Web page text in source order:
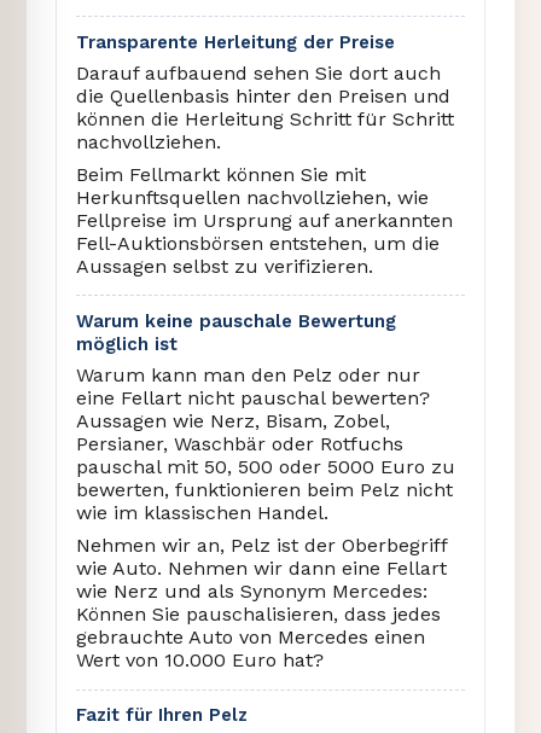
Transparente Herleitung der Preise
Darauf aufbauend sehen Sie dort auch
die Quellenbasis hinter den Preisen und
können die Herleitung Schritt für Schritt
nachvollziehen.
Beim Fellmarkt können Sie mit
Herkunftsquellen nachvollziehen, wie
Fellpreise im Ursprung auf anerkannten
Fell-Auktionsbörsen entstehen, um die
Aussagen selbst zu verifizieren.
Warum keine pauschale Bewertung
möglich ist
Warum kann man den Pelz oder nur
eine Fellart nicht pauschal bewerten?
Aussagen wie Nerz, Bisam, Zobel,
Persianer, Waschbär oder Rotfuchs
pauschal mit 50, 500 oder 5000 Euro zu
bewerten, funktionieren beim Pelz nicht
wie im klassischen Handel.
Nehmen wir an, Pelz ist der Oberbegriff
wie Auto. Nehmen wir dann eine Fellart
wie Nerz und als Synonym Mercedes:
Können Sie pauschalisieren, dass jedes
gebrauchte Auto von Mercedes einen
Wert von 10.000 Euro hat?
Fazit für Ihren Pelz